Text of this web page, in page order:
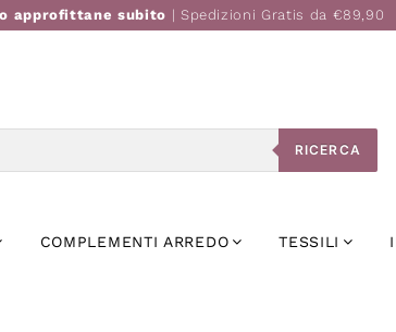
approfittane subito | Spedizioni Gratis da €89,90
RICERCA
COMPLEMENTI ARREDO TESSILI